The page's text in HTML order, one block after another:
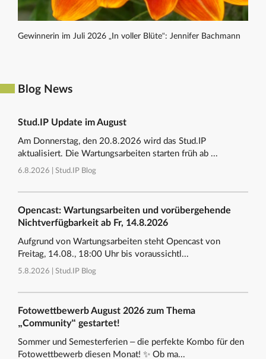
Gewinnerin im Juli 2026 „In voller Blüte“: Jennifer Bachmann
Blog News
Stud.IP Update im August
Am Donnerstag, den 20.8.2026 wird das Stud.IP
aktualisiert. Die Wartungsarbeiten starten früh ab ...
6.8.2026 | Stud.IP Blog
Opencast: Wartungsarbeiten und vorübergehende
Nichtverfügbarkeit ab Fr, 14.8.2026
Aufgrund von Wartungsarbeiten steht Opencast von
Freitag, 14.08., 18:00 Uhr bis voraussichtl...
5.8.2026 | Stud.IP Blog
Fotowettbewerb August 2026 zum Thema
„Community“ gestartet!
Sommer und Semesterferien – die perfekte Kombo für den
Fotowettbewerb diesen Monat! ✨ Ob ma...